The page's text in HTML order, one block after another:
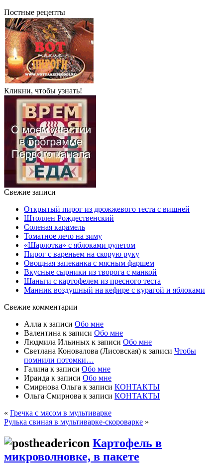
Постные рецепты
Кликни, чтобы узнать!
Свежие записи
Открытый пирог из дрожжевого теста с вишней
Штоллен Рождественский
Соленая карамель
Томатное лечо на зиму
«Шарлотка» с яблоками рулетом
Пирог с вареньем на скорую руку
Овощная запеканка с мясным фаршем
Вкусные сырники из творога с манкой
Шаньги с картофелем из пресного теста
Манник воздушный на кефире с курагой и яблоками
Свежие комментарии
Алла к записи Обо мне
Валентина к записи Обо мне
Людмила Ильиных к записи Обо мне
Светлана Коновалова (Лисовская) к записи Чтобы
помнили потомки…
Галина к записи Обо мне
Ираида к записи Обо мне
Смирнова Ольга к записи КОНТАКТЫ
Ольга Смирнова к записи КОНТАКТЫ
« Гречка с мясом в мультиварке
Рулька свиная в мультиварке-скороварке »
Картофель в
микроволновке, в пакете